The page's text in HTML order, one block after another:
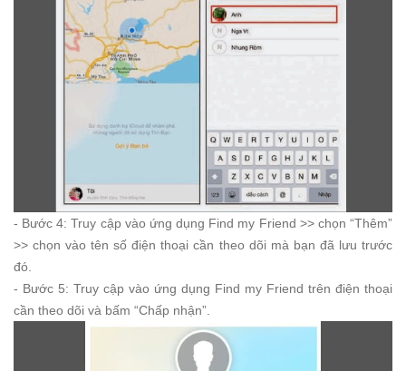
- Bước 4: Truy cập vào ứng dụng Find my Friend >> chọn “Thêm”
>> chọn vào tên số điện thoại cần theo dõi mà bạn đã lưu trước
đó.
- Bước 5: Truy cập vào ứng dụng Find my Friend trên điện thoại
cần theo dõi và bấm “Chấp nhận”.